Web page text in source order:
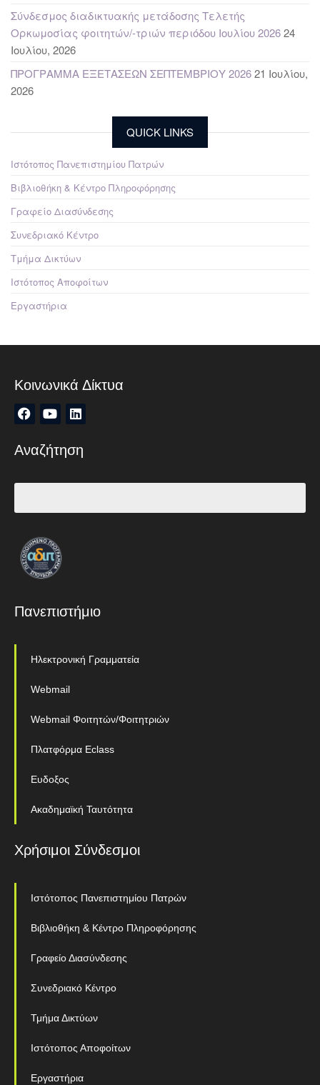
Σύνδεσμος διαδικτυακής μετάδοσης Τελετής
Ορκωμοσίας φοιτητών/-τριών περιόδου Ιουλίου 202624
Ιουλίου, 2026
ΠΡΟΓΡΑΜΜΑ ΕΞΕΤΑΣΕΩΝ ΣΕΠΤΕΜΒΡΙΟΥ 202621 Ιουλίου,
2026
QUICK LINKS
Ιστότοπος Πανεπιστημίου Πατρών
Βιβλιοθήκη & Κέντρο Πληροφόρησης
Γραφείο Διασύνδεσης
Συνεδριακό Κέντρο
Τμήμα Δικτύων
Ιστότοπος Αποφοίτων
Εργαστήρια
Κοινωνικά Δίκτυα
Αναζήτηση
Πανεπιστήμιο
Ηλεκτρονική Γραμματεία
Webmail
Webmail Φοιτητών/Φοιτητριών
Πλατφόρμα Eclass
Ευδοξος
Ακαδημαϊκή Ταυτότητα
Χρήσιμοι Σύνδεσμοι
Ιστότοπος Πανεπιστημίου Πατρών
Βιβλιοθήκη & Κέντρο Πληροφόρησης
Γραφείο Διασύνδεσης
Συνεδριακό Κέντρο
Τμήμα Δικτύων
Ιστότοπος Αποφοίτων
Εργαστήρια